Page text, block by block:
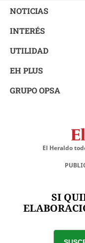
NOTICIAS
INTERÉS
UTILIDAD
EH PLUS
GRUPO OPSA
El Heraldo
SI